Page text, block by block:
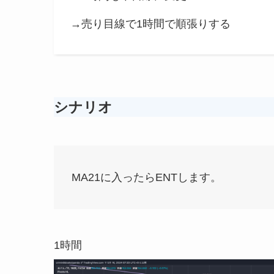
→売り目線で1時間で順張りする
シナリオ
MA21に入ったらENTします。
1時間